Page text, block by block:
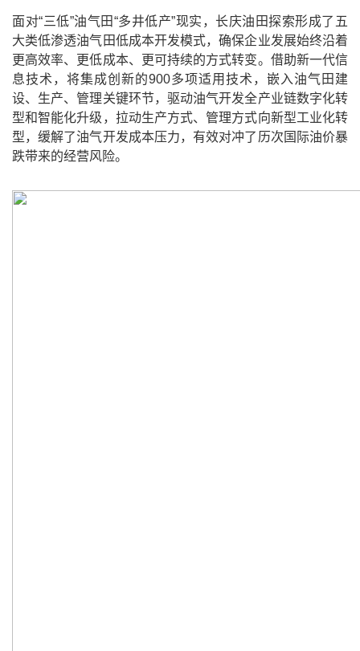
面对“三低”油气田“多井低产”现实，长庆油田探索形成了五
大类低渗透油气田低成本开发模式，确保企业发展始终沿着
更高效率、更低成本、更可持续的方式转变。借助新一代信
息技术，将集成创新的900多项适用技术，嵌入油气田建
设、生产、管理关键环节，驱动油气开发全产业链数字化转
型和智能化升级，拉动生产方式、管理方式向新型工业化转
型，缓解了油气开发成本压力，有效对冲了历次国际油价暴
跌带来的经营风险。